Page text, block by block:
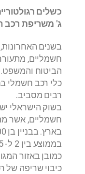
כשלים
ג' משריפת רכב
בשנים
חשמליים,
הביטוח
כלי רכב חשמלי
רבים מסביב.
כמובן באזור
כיבוי שריפה של